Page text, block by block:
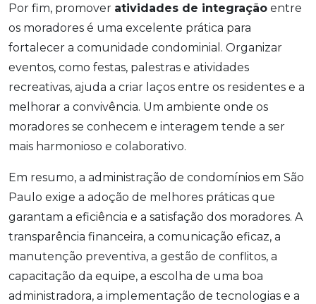
Por fim, promover atividades de integração entre
os moradores é uma excelente prática para
fortalecer a comunidade condominial. Organizar
eventos, como festas, palestras e atividades
recreativas, ajuda a criar laços entre os residentes e a
melhorar a convivência. Um ambiente onde os
moradores se conhecem e interagem tende a ser
mais harmonioso e colaborativo.
Em resumo, a administração de condomínios em São
Paulo exige a adoção de melhores práticas que
garantam a eficiência e a satisfação dos moradores. A
transparência financeira, a comunicação eficaz, a
manutenção preventiva, a gestão de conflitos, a
capacitação da equipe, a escolha de uma boa
administradora, a implementação de tecnologias e a